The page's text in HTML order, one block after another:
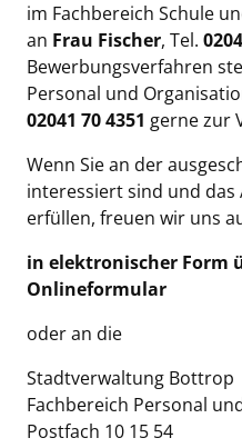
im Fachbereich Schule
an Frau Fischer, Tel.
Bewerbungsverfahren
Personal und
02041 70 4351 gerne zur
Wenn Sie an der
interessiert sind und
erfüllen, freuen wir uns
in elektronischer Form
Onlineformular
oder an die
Stadtverwaltung Bottrop
Fachbereich Personal
Postfach 10 15 54